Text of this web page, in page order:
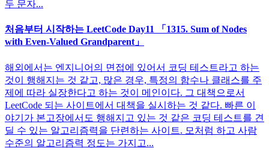
두 문자...
처음부터 시작하는 LeetCode Day11 「1315. Sum of Nodes
with Even-Valued Grandparent」
해외에서는 엔지니어의 면접에 있어서 코딩 테스트라고 하는
것이 행해지는 것 같고, 많은 경우, 특정의 함수나 클래스를 주
제에 따라 실장한다고 하는 것이 메인이다. 그 대책으로서
LeetCode 되는 사이트에서 대책을 실시하는 것 같다. 빠른 이
야기가 본고장에서도 행해지고 있는 것 같은 코딩 테스트를 견
딜 수 있는 알고리즘력을 단련하는 사이트. 모처럼 하고 사람
수준의 알고리즘력 정도는 가지고...